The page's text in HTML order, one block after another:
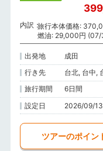
内訳 旅行本体価格:
燃油: 29,000円 (07/
出発地
成田
行き先
台北, 台中,
旅行期間
6日間
設定日
2026/09/
ツアーのポイン